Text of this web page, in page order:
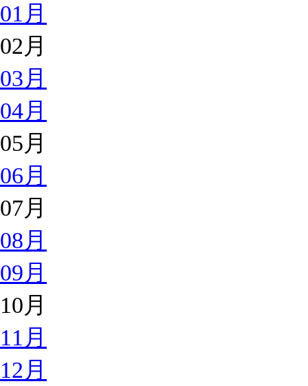
01月
02月
03月
04月
05月
06月
07月
08月
09月
10月
11月
12月